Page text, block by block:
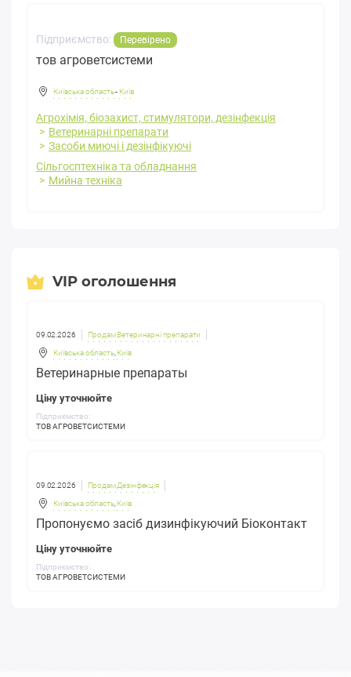
Підприємство: Перевірено
тов агроветсистеми
Київська область- Київ
Агрохімія, біозахист, стимулятори, дезінфекція
Ветеринарні препарати
Засоби миючі і дезінфікуючі
Сільгосптехніка та обладнання
Мийна техніка
VIP оголошення
09.02.2026 Продам Ветеринарні препарати
Київська область, Київ
Ветеринарные препараты
Ціну уточнюйте
Підприємство:
ТОВ АГРОВЕТСИСТЕМИ
09.02.2026 Продам Дезінфекція
Київська область, Київ
Пропонуємо засіб дизинфікуючий Біоконтакт
Ціну уточнюйте
Підприємство:
ТОВ АГРОВЕТСИСТЕМИ